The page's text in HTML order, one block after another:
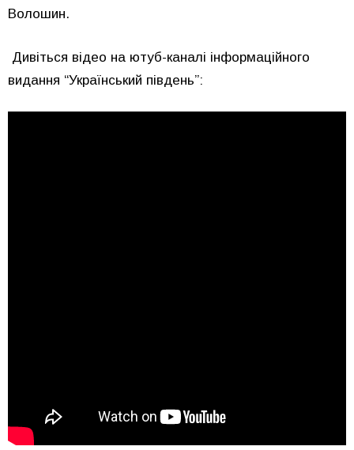
Волошин.
Дивіться відео на ютуб-каналі інформаційного
видання “Український південь”: